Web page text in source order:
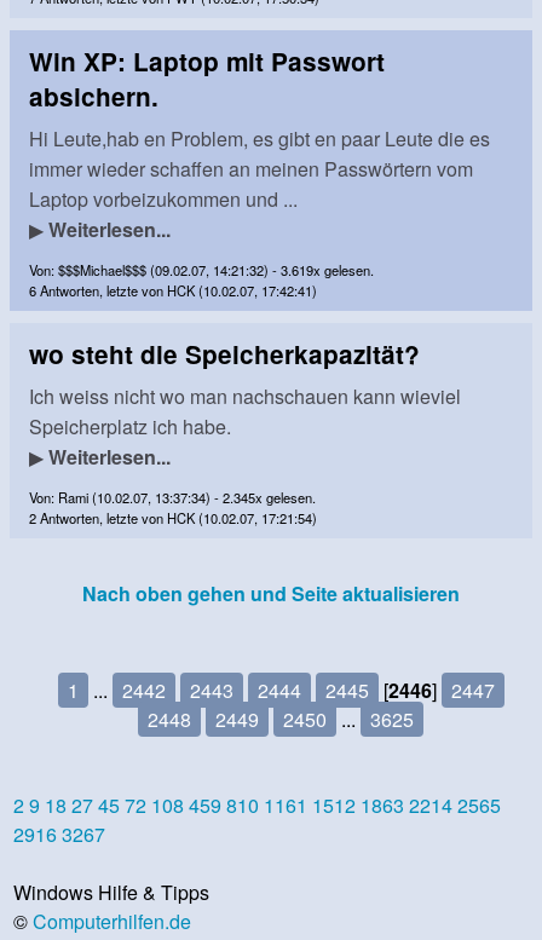
Win XP: Laptop mit Passwort
absichern.
Hi Leute,hab en Problem, es gibt en paar Leute die es
immer wieder schaffen an meinen Passwörtern vom
Laptop vorbeizukommen und ...
▶Weiterlesen...
Von: $$$Michael$$$ (09.02.07, 14:21:32) - 3.619x gelesen.
6 Antworten, letzte von HCK (10.02.07, 17:42:41)
wo steht die Speicherkapazität?
Ich weiss nicht wo man nachschauen kann wieviel
Speicherplatz ich habe.
▶Weiterlesen...
Von: Rami (10.02.07, 13:37:34) - 2.345x gelesen.
2 Antworten, letzte von HCK (10.02.07, 17:21:54)
Nach oben gehen und Seite aktualisieren
1 ... 2442 2443 2444 2445 [2446] 2447
2448
2449 2450 ... 3625
29 18 274572 108 459 810 1161 1512 1863 22142565
29163267
Windows Hilfe & Tipps
©Computerhilfen.de